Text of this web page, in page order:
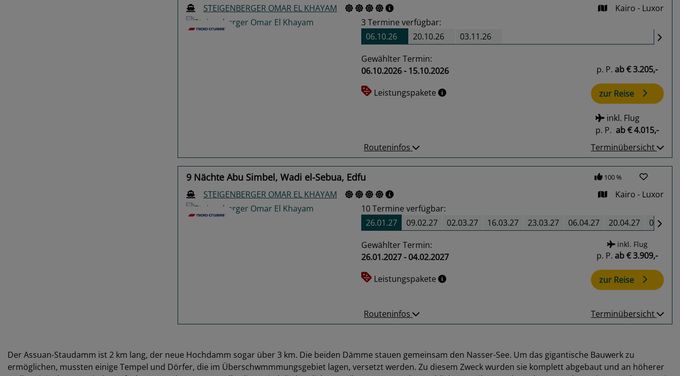
STEIGENBERGER OMAR EL KHAYAM Kairo - Luxor
3Termine verfügbar:
06.10.26
20.10.26 03.11.26
Gewählter Termin:
06.10.2026 - 15.10.2026
Leistungspakete
p. P. ab€ 3.205,-
zur Reise
inkl. Flug
p. P. ab€ 4.015,-
Routeninfos
Terminübersicht
9 Nächte Abu Simbel, Wadi el-Sebua, Edfu 100 %
STEIGENBERGER OMAR EL KHAYAM Kairo - Luxor
10Termine verfügbar:
26.01.27
09.02.27 02.03.27 16.03.27 23.03.27 06.04.27 20.04.27
Gewählter Termin:
26.01.2027 - 04.02.2027
Leistungspakete
inkl. Flug
p. P. ab€ 3.909,-
zur Reise
Routeninfos Terminübersicht
Der Assuan-Staudamm ist 2 km lang, der neue Hochdamm sogar über 3 km. Die beiden Dämme stauen gemeinsam den Nasser-See. Um das gigantische Bauwerk zu
ermöglichen, mussten einige Tempel und Dörfer, die im Überschwmmmungsgebiet lagen, versetzt werden. Zu diesem Zweck wurden sie komplett abgebaut und an höherer